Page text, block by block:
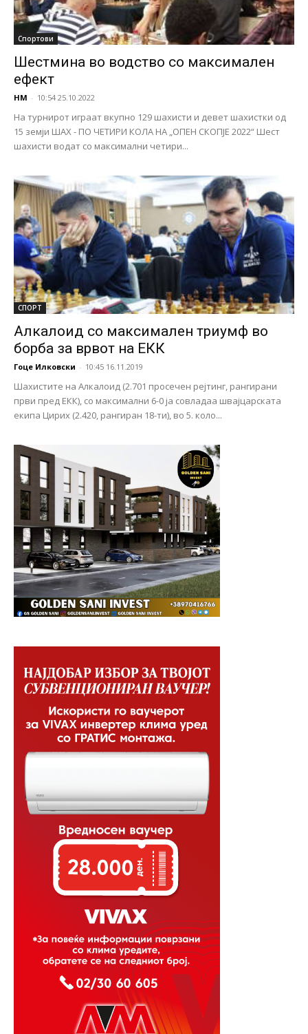
Спортови
Шестмина во водство со максимален
ефект
НМ - 10:54 25.10.2022
На турнирот играат вкупно 129 шахисти и девет шахистки од
15 земји ШАХ - ПО ЧЕТИРИ КОЛА НА „ОПЕН СКОПЈЕ 2022“ Шест
шахисти водат со максимални четири...
СПОРТ
Алкалоид со максимален триумф во
борба за врвот на ЕКК
Гоце Илковски - 10:45 16.11.2019
Шахистите на Алкалоид (2.701 просечен рејтинг, рангирани
први пред ЕКК), со максимални 6-0 ја совладаа швајцарската
екипа Цирих (2.420, рангиран 18-ти), во 5. коло...